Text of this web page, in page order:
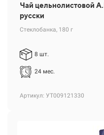
Чай
русски
Стеклобанка, 180 г
8 шт.
24 мес.
Артикул: УТ009121330